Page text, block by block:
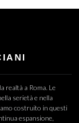
realtà a Roma. Le
serietà e nella
costruito in questi
espansione,